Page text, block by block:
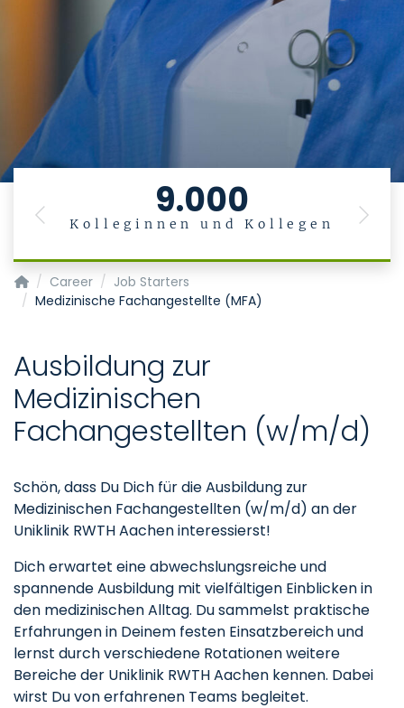
9.000
Kolleginnen und Kollegen
Previous Next
Homepage of Uniklinik RWTH Aachen
Career
Job Starters
Medizinische Fachangestellte (MFA)
Ausbildung zur
Medizinischen
Fachangestellten (w/m/d)
Schön, dass Du Dich für die Ausbildung zur
Medizinischen Fachangestellten (w/m/d) an der
Uniklinik RWTH Aachen interessierst!
Dich erwartet eine abwechslungsreiche und
spannende Ausbildung mit vielfältigen Einblicken in
den medizinischen Alltag. Du sammelst praktische
Erfahrungen in Deinem festen Einsatzbereich und
lernst durch verschiedene Rotationen weitere
Bereiche der Uniklinik RWTH Aachen kennen. Dabei
wirst Du von erfahrenen Teams begleitet.